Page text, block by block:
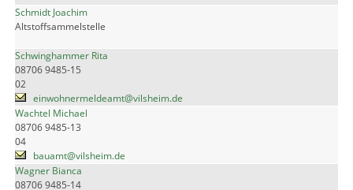
Schmidt Joachim
Altstoffsammelstelle
Schwinghammer Rita
08706 9485-15
02
einwohnermeldeamt@vilsheim.de
Wachtel Michael
08706 9485-13
04
bauamt@vilsheim.de
Wagner Bianca
08706 9485-14